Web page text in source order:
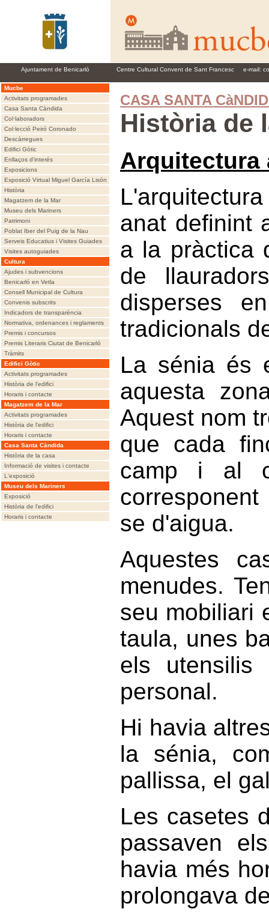
Ajuntament de Benicarló Centre Cultural Convent de Sant Francesc e-mail:
Mucbe
Activitats programades
Casa Santa Càndida
Col·laboradors
Col·lecció Peiró Coronado
Descàrregues
Edifici Gòtic
Enllaços d'interés
Exposicions
Exposició Virtual Miguel García Lisón
Història
Magatzem de la Mar
Museu dels Mariners
Patrimoni
Poblat Iber del Puig de la Nau
Serveis Educatius i Visites Guiades
Visites autoguiades
Cultura
Ajudes i subvencions
Benicarló en Vetla
Consell Municipal de Cultura
Convenis subscrits
Indicadors de transparència
Normativa, ordenances i reglaments
Premis i concursos
Premis Literaris Ciutat de Benicarló
Tràmits
Edifici Gòtic
Activitats programades
Història de l'edifici
Horaris i contacte
Magatzem de la Mar
Activitats programades
Història de l'edifici
Horaris i contacte
Casa Santa Càndida
Història de la casa
Informació de visites i contacte
L'exposició
Museu dels Mariners
Exposició
Història de l'edifici
Horaris i contacte
CASA SANTA
Història de
Arquitectura
anat definint
a la pràctica
de
disperses
tradicionals
La sénia és
aquesta
Aquest nom
que cada
camp i al
se d'aigua.
Aquestes
menudes.
seu mobiliari
taula, unes
els
personal.
Hi havia
la sénia,
pallissa, el
Les casetes
passaven
havia més
prolongava